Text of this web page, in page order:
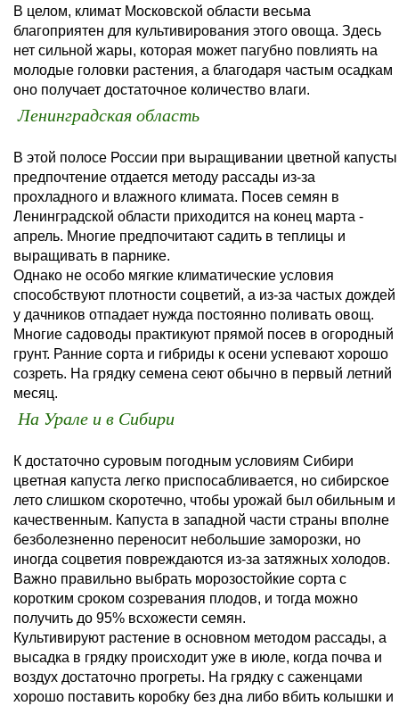
В целом, климат Московской области весьма
благоприятен для культивирования этого овоща. Здесь
нет сильной жары, которая может пагубно повлиять на
молодые головки растения, а благодаря частым осадкам
оно получает достаточное количество влаги.
Ленинградская область
В этой полосе России при выращивании цветной капусты
предпочтение отдается методу рассады из-за
прохладного и влажного климата. Посев семян в
Ленинградской области приходится на конец марта -
апрель. Многие предпочитают садить в теплицы и
выращивать в парнике.
Однако не особо мягкие климатические условия
способствуют плотности соцветий, а из-за частых дождей
у дачников отпадает нужда постоянно поливать овощ.
Многие садоводы практикуют прямой посев в огородный
грунт. Ранние сорта и гибриды к осени успевают хорошо
созреть. На грядку семена сеют обычно в первый летний
месяц.
На Урале и в Сибири
К достаточно суровым погодным условиям Сибири
цветная капуста легко приспосабливается, но сибирское
лето слишком скоротечно, чтобы урожай был обильным и
качественным. Капуста в западной части страны вполне
безболезненно переносит небольшие заморозки, но
иногда соцветия повреждаются из-за затяжных холодов.
Важно правильно выбрать морозостойкие сорта с
коротким сроком созревания плодов, и тогда можно
получить до 95% всхожести семян.
Культивируют растение в основном методом рассады, а
высадка в грядку происходит уже в июле, когда почва и
воздух достаточно прогреты. На грядку с саженцами
хорошо поставить коробку без дна либо вбить колышки и